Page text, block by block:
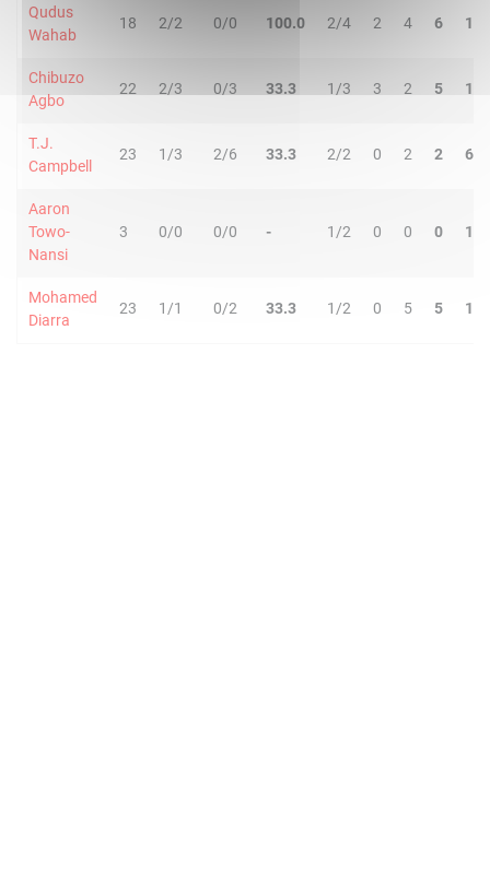
Qudus
Wahab
18 2/2 0/0 100.0 2/4 2 4 6 1
Chibuzo
Agbo
22 2/3 0/3 33.3 1/3 3 2 5 1
T.J.
Campbell
23 1/3 2/6 33.3 2/2 0 2 2 6
Aaron
Towo-
Nansi
3 0/0 0/0 - 1/2 0 0 0 1
Mohamed
Diarra
23 1/1 0/2 33.3 1/2 0 5 5 1